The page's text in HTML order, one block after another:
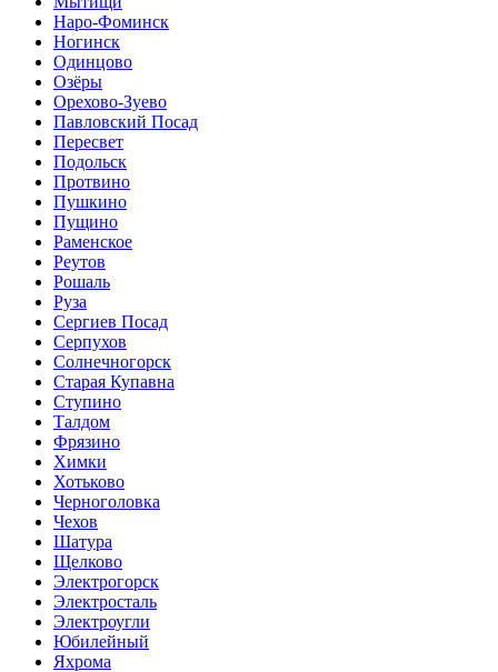
Наро-Фоминск
Ногинск
Одинцово
Озёры
Орехово-Зуево
Павловский Посад
Пересвет
Подольск
Протвино
Пушкино
Пущино
Раменское
Реутов
Рошаль
Руза
Сергиев Посад
Серпухов
Солнечногорск
Старая Купавна
Ступино
Талдом
Фрязино
Химки
Хотьково
Черноголовка
Чехов
Шатура
Щелково
Электрогорск
Электросталь
Электроугли
Юбилейный
Яхрома